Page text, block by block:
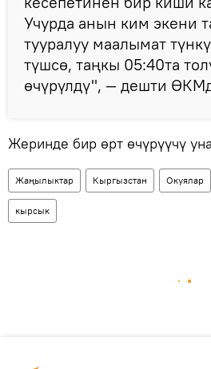
Учурда анын ким экени
тууралуу маалымат
түшсө, таңкы 05:40та
өчүрүлдү", — дешти
Жеринде бир өрт өчүрүүчү
Жаңылыктар Кыргызстан Окуялар
кырсык